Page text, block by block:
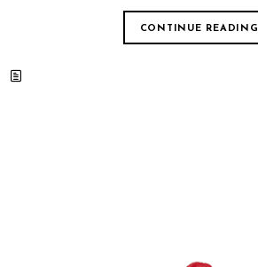
CONTINUE READING